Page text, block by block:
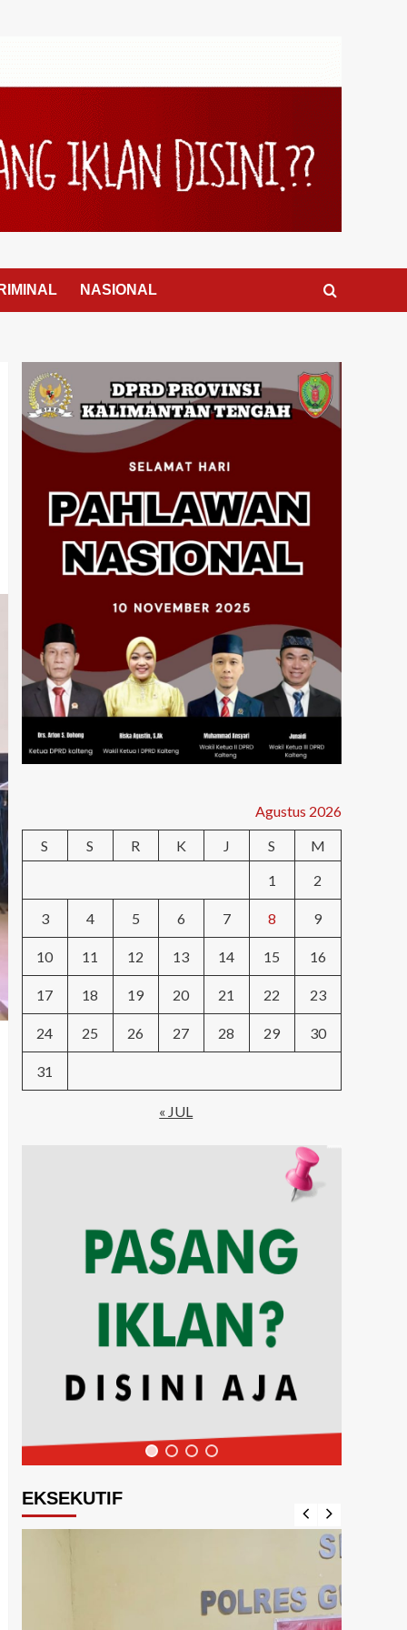
NASIONAL
Agustus 2026
S
S R K J S
M
1
2
3 4 5 6 7 8 9
10 11 12 13 14 15 16
17 18 19 20 21 22 23
24 25 26 27 28 29 30
31
« JUL
EKSEKUTIF